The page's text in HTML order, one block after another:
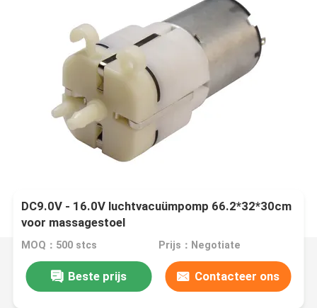
DC9.0V - 16.0V luchtvacuümpomp 66.2*32*30cm
voor massagestoel
MOQ：500 stcs Prijs：Negotiate
Beste prijs Contacteer ons